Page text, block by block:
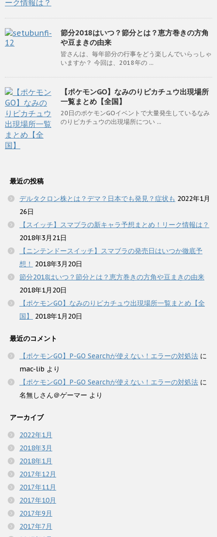
節分2018はいつ？節分とは？恵方巻きの方角
や豆まきの由来
皆さんは、毎年節分の行事をどう楽しんでいらっしゃ
いますか？ 今回は、2018年の ...
【ポケモンGO】なみのりピカチュウ出現場所
一覧まとめ【全国】
20日のポケモンGOイベントで大量発生しているなみ
のりピカチュウの出現場所につい ...
最近の投稿
デルタクロン株とは？デマ？日本でも発見？症状も 2022年1月
26日
【スイッチ】スマブラの新キャラ予想まとめ！リーク情報は？
2018年3月21日
【ニンテンドースイッチ】スマブラの発売日はいつか徹底予
想！
2018年3月20日
節分2018はいつ？節分とは？恵方巻きの方角や豆まきの由来
2018年1月20日
【ポケモンGO】なみのりピカチュウ出現場所一覧まとめ【全
国】
2018年1月20日
最近のコメント
【ポケモンGO】P-GO Searchが使えない！エラーの対処法 に
mac-lib より
【ポケモンGO】P-GO Searchが使えない！エラーの対処法 に
名無しさん＠ゲーマー より
アーカイブ
2022年1月
2018年3月
2018年1月
2017年12月
2017年11月
2017年10月
2017年9月
2017年7月